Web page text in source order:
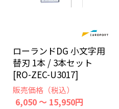
ローランドDG 小文字用
替刃 1本 / 3本セット
[RO-ZEC-U3017]
販売価格（税込）
6,050 ～ 15,950円